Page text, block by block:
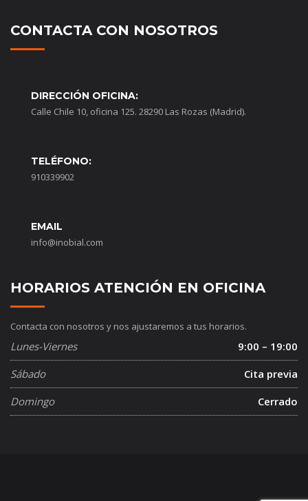
CONTACTA CON NOSOTROS
DIRECCIÓN OFICINA:
Calle Chile 10, oficina 125. 28290 Las Rozas (Madrid).
TELÉFONO:
910339902
EMAIL
info@inobial.com
HORARIOS ATENCIÓN EN OFICINA
Contacta con nosotros y nos ajustaremos a tus horarios.
Lunes-Viernes
9:00 – 19:00
Sábado
Cita previa
Domingo
Cerrado